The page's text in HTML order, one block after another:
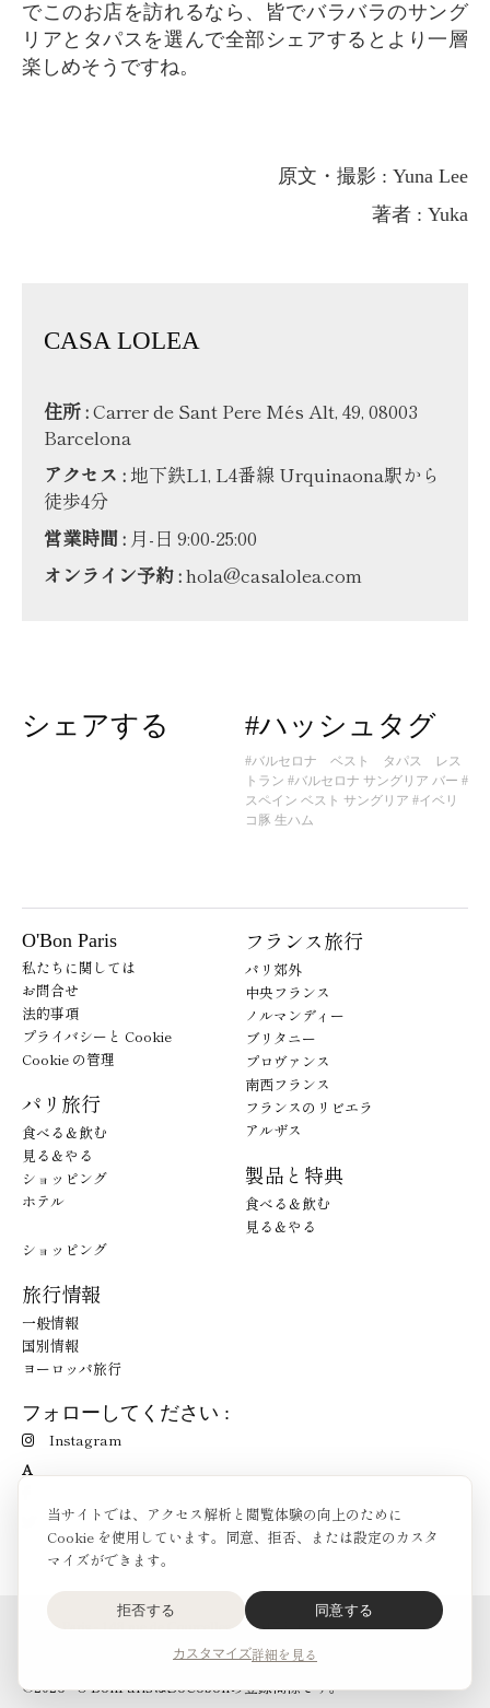
当サイトでは、アクセス解析と閲覧体験の向上のために
Cookie を使用しています。同意、拒否、または設定のカスタ
マイズができます。
拒否する 同意する
カスタマイズ詳細を見る
でこのお店を訪れるなら、皆でバラバラのサング
リアとタパスを選んで全部シェアするとより一層
楽しめそうですね。
原文・撮影 : Yuna Lee
著者 : Yuka
CASA LOLEA
住所 :Carrer de Sant Pere Més Alt, 49, 08003
Barcelona
アクセス : 地下鉄L1, L4番線 Urquinaona駅から
徒歩4分
営業時間 : 月-日 9:00-25:00
オンライン予約 :hola@casalolea.com
シェアする #ハッシュタグ
#バルセロナ ベスト タパス レス
トラン #バルセロナ サングリア バー #
スペイン ベスト サングリア #イベリ
コ豚 生ハム
O'Bon Paris
私たちに関しては
お問合せ
法的事項
プライバシーと Cookie
Cookie の管理
パリ旅行
食べる＆飲む
見る＆やる
ショッピング
ホテル
フランス旅行
パリ郊外
中央フランス
ノルマンディー
ブリタニー
プロヴァンス
南西フランス
フランスのリビエラ
アルザス
製品と特典
食べる＆飲む
見る＆やる
ショッピング
旅行情報
一般情報
国別情報
ヨーロッパ旅行
フォローしてください :
Instagram
A
O'Bon Paris - 148 rue de Courcelles - 75017 Paris
©2026 - O'BonParisはSoCobonの登録商標です。